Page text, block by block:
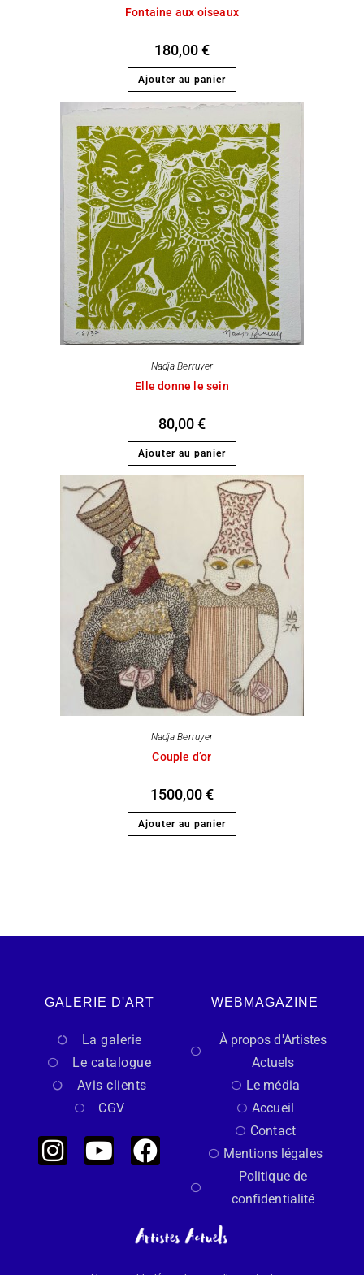
Fontaine aux oiseaux
180,00€
Ajouter au panier
Nadja Berruyer
Elle donne le sein
80,00€
Ajouter au panier
Nadja Berruyer
Couple d’or
1500,00€
Ajouter au panier
GALERIE D'ART
La galerie
Le catalogue
Avis clients
CGV
WEBMAGAZINE
À propos d'Artistes
Actuels
Le média
Accueil
Contact
Mentions légales
Politique de
confidentialité